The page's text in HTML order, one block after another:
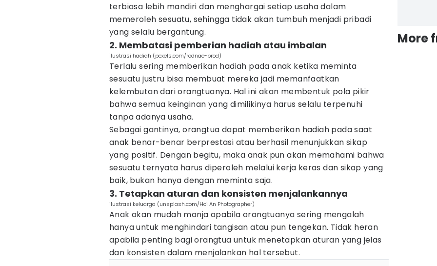
terbiasa lebih mandiri dan menghargai setiap usaha dalam
memeroleh sesuatu, sehingga tidak akan tumbuh menjadi pribadi
yang selalu bergantung.
2. Membatasi pemberian hadiah atau imbalan
ilustrasi hadiah (pexels.com/rodnae-prod)
Terlalu sering memberikan hadiah pada anak ketika meminta
sesuatu justru bisa membuat mereka jadi memanfaatkan
kelembutan dari orangtuanya. Hal ini akan membentuk pola pikir
bahwa semua keinginan yang dimilikinya harus selalu terpenuhi
tanpa adanya usaha.
Sebagai gantinya, orangtua dapat memberikan hadiah pada saat
anak benar-benar berprestasi atau berhasil menunjukkan sikap
yang positif. Dengan begitu, maka anak pun akan memahami bahwa
sesuatu ternyata harus diperoleh melalui kerja keras dan sikap yang
baik, bukan hanya dengan meminta saja.
3. Tetapkan aturan dan konsisten menjalankannya
ilustrasi keluarga (unsplash.com/Hoi An Photographer)
Anak akan mudah manja apabila orangtuanya sering mengalah
hanya untuk menghindari tangisan atau pun tengekan. Tidak heran
apabila penting bagi orangtua untuk menetapkan aturan yang jelas
dan konsisten dalam menjalankan hal tersebut.
More